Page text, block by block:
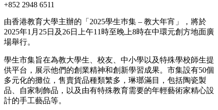
+852 2948 6511
由香港教育大學主辦的「2025學生巿集 – 教大年宵」，將於
2025年1月25日及26日上午11時至晚上8時在中環元創方地面廣
場舉行。
學生市集旨在為教大學生、校友、中小學以及特殊學校師生提
供平台，展示他們的創業精神和創新學習成果。市集設有50個
多元化的攤位，售賣貨品種類繁多，琳瑯滿目，包括陶瓷製
品、自家制飾品，以及由有特殊教育需要的年輕藝術家精心設
計的手工藝品等。